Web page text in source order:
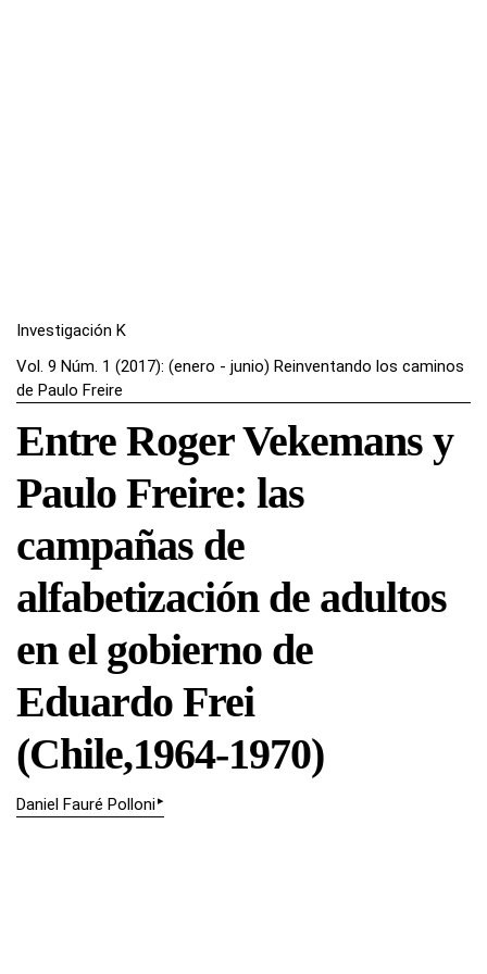
Investigación K
Vol. 9 Núm. 1 (2017): (enero - junio) Reinventando los caminos
de Paulo Freire
Entre Roger Vekemans y
Paulo Freire: las
campañas de
alfabetización de adultos
en el gobierno de
Eduardo Frei
(Chile,1964-1970)
Daniel Fauré Polloni▸